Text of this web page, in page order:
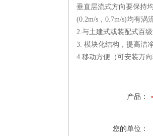
垂直层流式方向要保持
(0.2m/s，0.7m/s)均有涡
2.与土建式或装配式百
3. 模块化结构，提高洁
4.移动方便（可安装万
产品：
您的单位：